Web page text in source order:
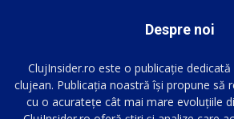
Despre noi
ClujInsider.ro este o publicație
clujean. Publicația noastră își propune să
cu o acuratețe cât mai mare evoluțiile